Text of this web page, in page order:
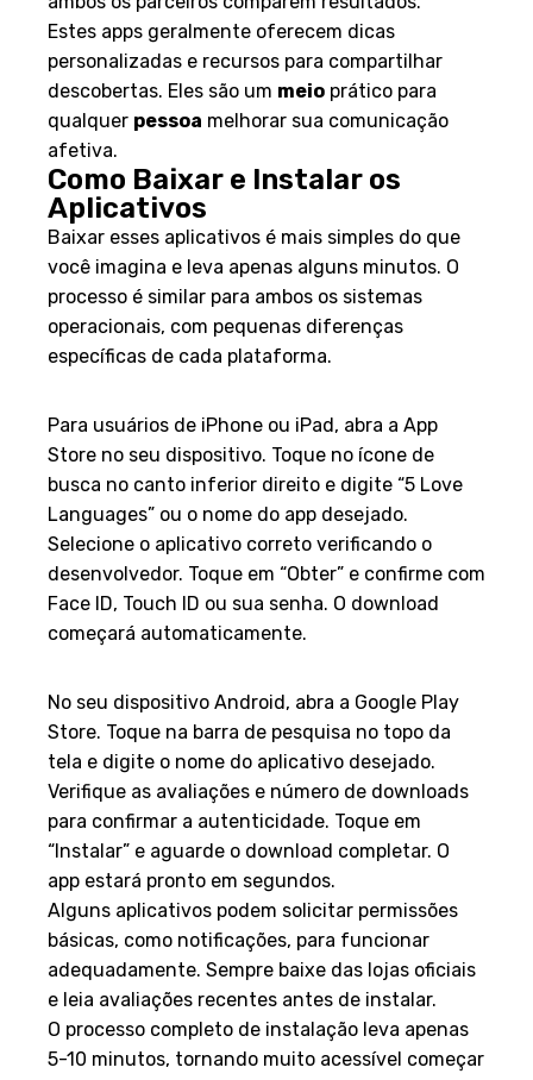
ambos os parceiros comparem resultados.
Estes apps geralmente oferecem dicas
personalizadas e recursos para compartilhar
descobertas. Eles são um meio prático para
qualquer pessoa melhorar sua comunicação
afetiva.
Como Baixar e Instalar os
Aplicativos
Baixar esses aplicativos é mais simples do que
você imagina e leva apenas alguns minutos. O
processo é similar para ambos os sistemas
operacionais, com pequenas diferenças
específicas de cada plataforma.
Para usuários de iPhone ou iPad, abra a App
Store no seu dispositivo. Toque no ícone de
busca no canto inferior direito e digite “5 Love
Languages” ou o nome do app desejado.
Selecione o aplicativo correto verificando o
desenvolvedor. Toque em “Obter” e confirme com
Face ID, Touch ID ou sua senha. O download
começará automaticamente.
No seu dispositivo Android, abra a Google Play
Store. Toque na barra de pesquisa no topo da
tela e digite o nome do aplicativo desejado.
Verifique as avaliações e número de downloads
para confirmar a autenticidade. Toque em
“Instalar” e aguarde o download completar. O
app estará pronto em segundos.
Alguns aplicativos podem solicitar permissões
básicas, como notificações, para funcionar
adequadamente. Sempre baixe das lojas oficiais
e leia avaliações recentes antes de instalar.
O processo completo de instalação leva apenas
5-10 minutos, tornando muito acessível começar